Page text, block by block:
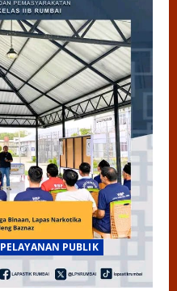
PELAYANAN PUBLIK